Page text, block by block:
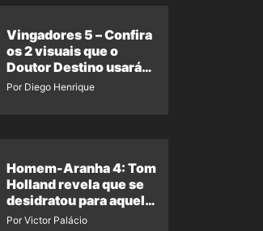
Vingadores 5 – Confira
os 2 visuais que o
Doutor Destino usará
no filme
Por Diego Henrique
Homem-Aranha 4: Tom
Holland revela que se
desidratou para aquela
cena
Por Victor Palácio